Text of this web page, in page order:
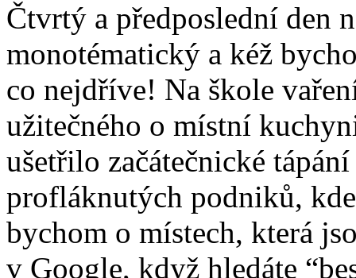
Čtvrtý a předposlední den
monotématický a kéž
co nejdříve! Na škole
užitečného o místní
ušetřilo začátečnické
profláknutých podniků,
bychom o místech, která
v Google, když hledáte